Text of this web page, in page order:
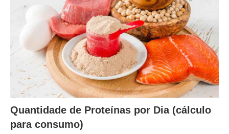
Quantidade de Proteínas por Dia (cálculo
para consumo)